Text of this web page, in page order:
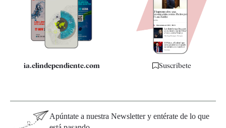
Quiénes somos
Especificaciones
ia.elindependiente.com Suscríbete
Apúntate a nuestra Newsletter y entérate de lo que